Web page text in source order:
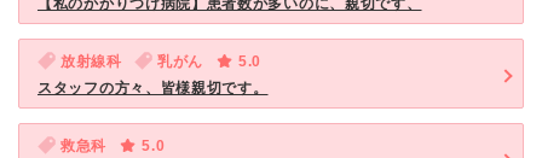
【私のかかりつけ病院】患者数が多いのに、親切です、
放射線科 乳がん
5.0
スタッフの方々、皆様親切です。
救急科
5.0